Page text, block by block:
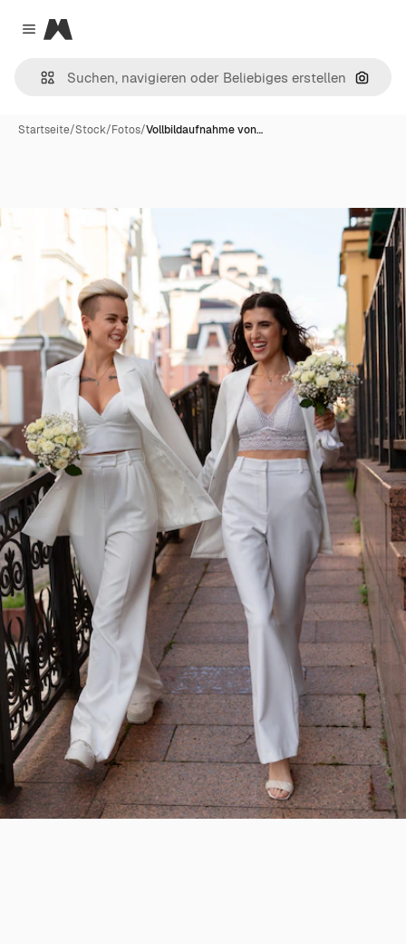
Close menu
Magnific
Nach
Startseite/Stock/Fotos/Vollbildaufnahme von…